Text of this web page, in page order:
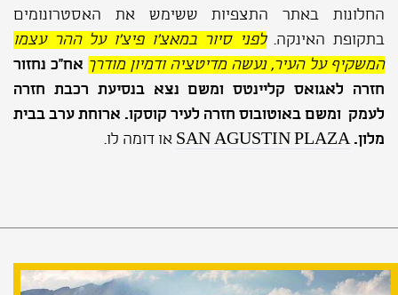
החלונות באתר התצפיות ששימש את האסטרונומים
בתקופת האינקה.לפני סיור במאצ'ו פיצ'ו על ההר עצמו
המשקיף על העיר, נעשה מדיטציה ודמיון מודרך אח”כ נחזור
חזרה לאגואס קליינטס ומשם נצא בנסיעת רכבת חזרה
לעמק ומשם באוטובוס חזרה לעיר קוסקו. ארוחת ערב בבית
מלון. SAN AGUSTIN PLAZA או דומה לו.